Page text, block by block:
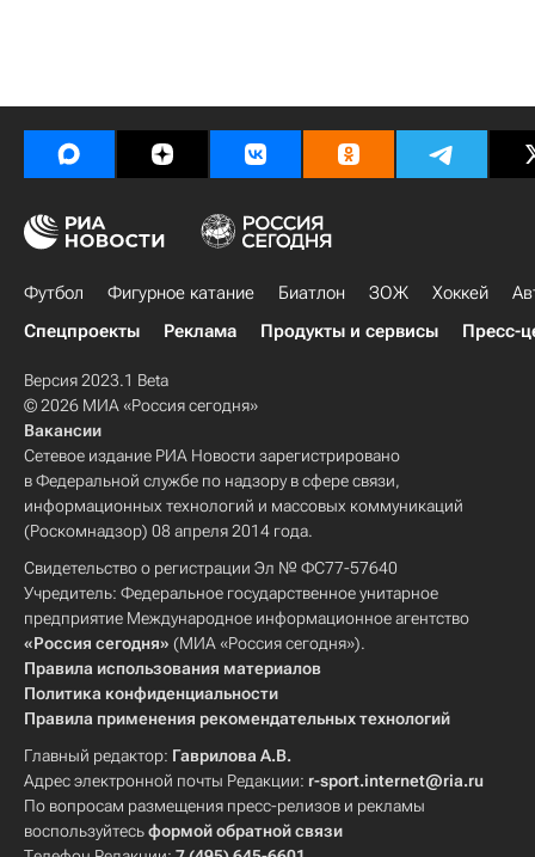
Футбол Фигурное катание Биатлон ЗОЖ Хоккей
Спецпроекты
Реклама Продукты и сервисы Пресс-
Версия 2023.1 Beta
© 2026 МИА «Россия сегодня»
Вакансии
Сетевое издание РИА Новости зарегистрировано
в Федеральной службе по надзору в сфере связи,
информационных технологий и массовых коммуникаций
(Роскомнадзор) 08 апреля 2014 года.
Свидетельство о регистрации Эл № ФС77-57640
Учредитель: Федеральное государственное унитарное
предприятие Международное информационное агентство
«Россия сегодня» (МИА «Россия сегодня»).
Правила использования материалов
Политика конфиденциальности
Правила применения рекомендательных технологий
Главный редактор: Гаврилова А.В.
Адрес электронной почты Редакции: r-sport.internet@ria.ru
По вопросам размещения пресс-релизов и рекламы
воспользуйтесьформой обратной связи